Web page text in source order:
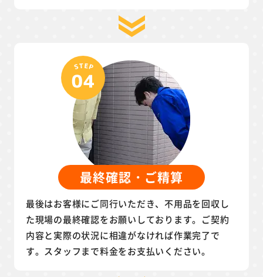
最終確認・ご精算
最後はお客様にご同行いただき、不用品を回収し
た現場の最終確認をお願いしております。ご契約
内容と実際の状況に相違がなければ作業完了で
す。スタッフまで料金をお支払いください。